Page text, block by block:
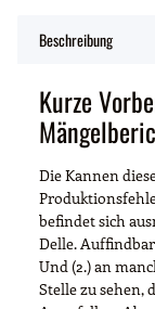
Beschreibung
Kurze
Die Kannen
befindet sich
Delle.
Und (2.) an
Stelle zu sehen,